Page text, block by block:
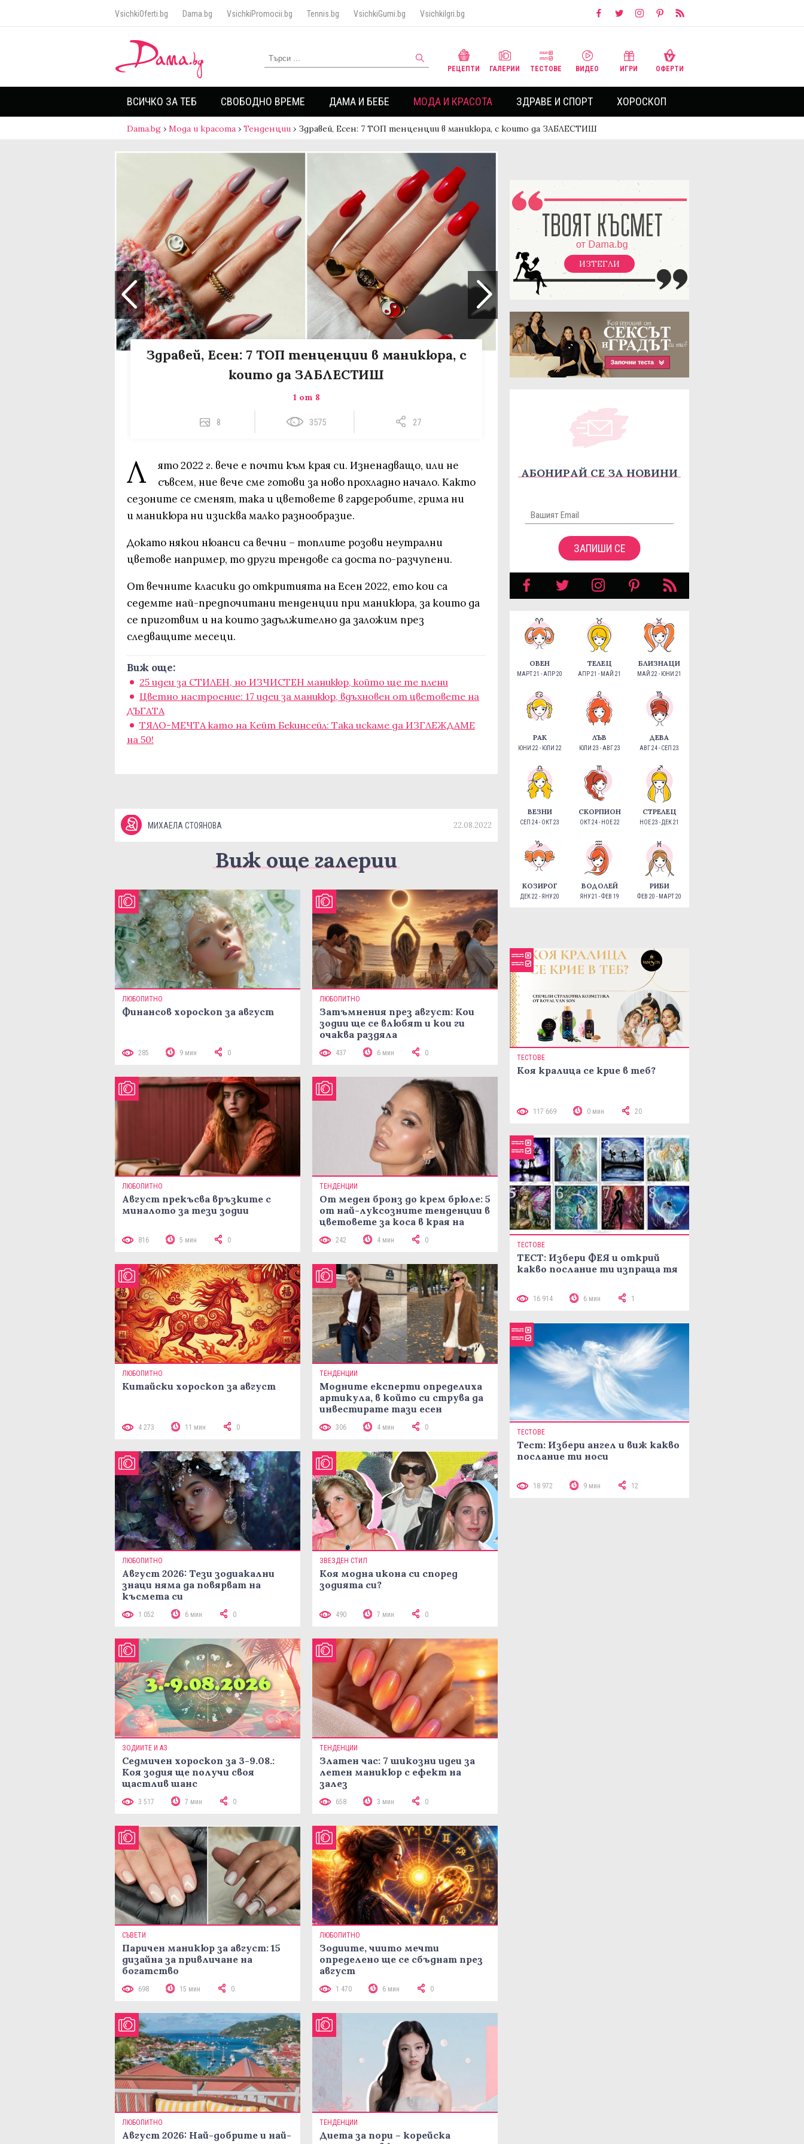
VsichkiOferti.bg Dama.bg VsichkiPromocii.bg Tennis.bg VsichkiGumi.bg VsichkiIgri.bg
РЕЦЕПТИ ГАЛЕРИИ ТЕСТОВЕ ВИДЕО ИГРИ ОФЕРТИ
ВСИЧКО ЗА ТЕБ СВОБОДНО ВРЕМЕ ДАМА И БЕБЕ МОДА И КРАСОТА ЗДРАВЕ И СПОРТ ХОРОСКОП
Dama.bg › Мода и красота › Тенденции › Здравей, Есен: 7 ТОП тенценции в маникюра, с които да ЗАБЛЕСТИШ
Здравей, Есен: 7 ТОП тенценции в маникюра, с
които да ЗАБЛЕСТИШ
1 от 8
8 3575 27
Л
ято 2022 г. вече е почти към края си. Изненадващо, или не
съвсем, ние вече сме готови за ново прохладно начало. Както
сезоните се сменят, така и цветовете в гардеробите, грима ни
и маникюра ни изисква малко разнообразие.
Докато някои нюанси са вечни – топлите розови неутрални
цветове например, то други трендове са доста по-разчупени.
От вечните класики до откритията на Есен 2022, ето кои са
седемте най-предпочитани тенденции при маникюра, за които да
се приготвим и на които задължително да заложим през
следващите месеци.
Виж още:
25 идеи за СТИЛЕН, но ИЗЧИСТЕН маникюр, който ще те плени
Цветно настроение: 17 идеи за маникюр, вдъхновен от цветовете на
ДЪГАТА
ТЯЛО-МЕЧТА като на Кейт Бекинсейл: Така искаме да ИЗГЛЕЖДАМЕ
на 50!
МИХАЕЛА СТОЯНОВА 22.08.2022
Виж още галерии
ЛЮБОПИТНО
Финансов хороскоп за август
285 9 мин 0
ЛЮБОПИТНО
Затъмнения през август: Кои
зодии ще се влюбят и кои ги
очаква раздяла
437 6 мин 0
ЛЮБОПИТНО
Август прекъсва връзките с
миналото за тези зодии
816 5 мин 0
ТЕНДЕНЦИИ
От меден бронз до крем брюле: 5
от най-луксозните тенденции в
цветовете за коса в края на
242 4 мин 0
ЛЮБОПИТНО
Китайски хороскоп за август
4 273 11 мин 0
ТЕНДЕНЦИИ
Модните експерти определиха
артикула, в който си струва да
инвестирате тази есен
306 4 мин 0
ЛЮБОПИТНО
Август 2026: Тези зодиакални
знаци няма да повярват на
късмета си
1 052 6 мин 0
ЗВЕЗДЕН СТИЛ
Коя модна икона си според
зодията си?
490 7 мин 0
ЗОДИИТЕ И АЗ
Седмичен хороскоп за 3-9.08.:
Коя зодия ще получи своя
щастлив шанс
3 517 7 мин 0
ТЕНДЕНЦИИ
Златен час: 7 шикозни идеи за
летен маникюр с ефект на
залез
658 3 мин 0
СЪВЕТИ
Паричен маникюр за август: 15
дизайна за привличане на
богатство
698 15 мин 0
ЛЮБОПИТНО
Зодиите, чиито мечти
определено ще се сбъднат през
август
1 470 6 мин 0
ЛЮБОПИТНО
Август 2026: Най-добрите и най-
ТЕНДЕНЦИИ
Диета за пори – корейска
ИЗТЕГЛИ
АБОНИРАЙ СЕ ЗА НОВИНИ
ЗАПИШИ СЕ
ОВЕН
МАРТ 21 - АПР 20
ТЕЛЕЦ
АПР 21 - МАЙ 21
БЛИЗНАЦИ
МАЙ 22 - ЮНИ 21
РАК
ЮНИ 22 - ЮЛИ 22
ЛЪВ
ЮЛИ 23 - АВГ 23
ДЕВА
АВГ 24 - СЕП 23
ВЕЗНИ
СЕП 24 - ОКТ 23
СКОРПИОН
ОКТ 24 - НОЕ 22
СТРЕЛЕЦ
НОЕ 23 - ДЕК 21
КОЗИРОГ
ДЕК 22 - ЯНУ 20
ВОДОЛЕЙ
ЯНУ 21 - ФЕВ 19
РИБИ
ФЕВ 20 - МАРТ 20
ТЕСТОВЕ
Коя кралица се крие в теб?
117 669 0 мин 20
ТЕСТОВЕ
ТЕСТ: Избери ФЕЯ и открий
какво послание ти изпраща тя
16 914 6 мин 1
ТЕСТОВЕ
Тест: Избери ангел и виж какво
послание ти носи
18 972 9 мин 12